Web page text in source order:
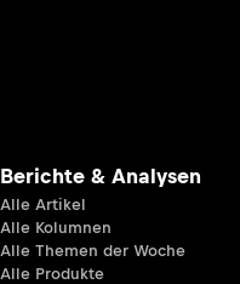
Berichte & Analysen
Alle Artikel
Alle Kolumnen
Alle Themen der Woche
Alle Produkte